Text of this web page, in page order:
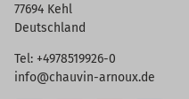
77694 Kehl
Deutschland
Tel: +4978519926-0
info@chauvin-arnoux.de